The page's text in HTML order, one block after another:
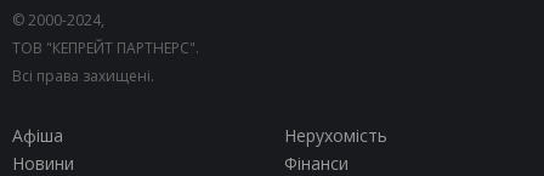
© 2000-2024,
ТОВ "КЕПРЕЙТ ПАРТНЕРС".
Всі права захищені.
Афіша
Нерухомість
Новини
Фінанси